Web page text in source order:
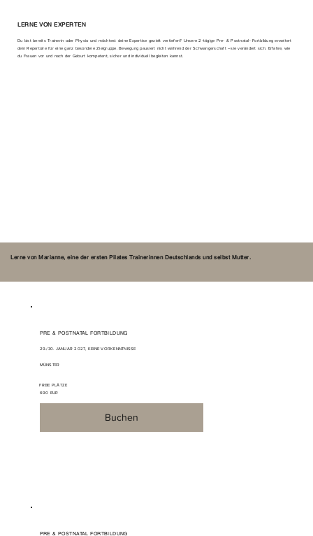
LERNE VON EXPERTEN
Du bist bereits Trainerin oder Physio und möchtest deine Expertise gezielt vertiefen? Unsere 2-tägige Pre- & Postnatal- Fortbildung erweitert
dein Repertoire für eine ganz besondere Zielgruppe. Bewegung pausiert nicht während der Schwangerschaft –sie verändert sich. Erfahre, wie
du Frauen vor und nach der Geburt kompetent, sicher und individuell begleiten kannst.
Lerne von Marianne, eine der ersten Pilates Trainerinnen Deutschlands und selbst Mutter.
PRE & POSTNATAL FORTBILDUNG
29./30. JANUAR 2027, KEINE VORKENNTNISSE
MÜNSTER
FREIE PLÄTZE
690 EUR
Buchen
PRE & POSTNATAL FORTBILDUNG